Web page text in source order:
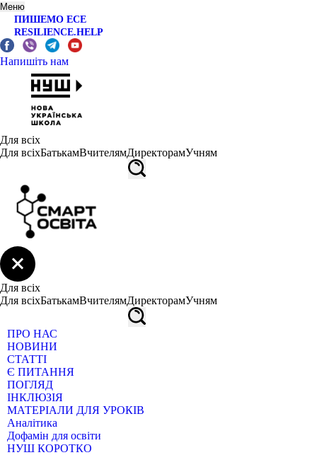
Меню
ПИШЕМО ЕСЕ
RESILIENCE.HELP
Напишіть нам
Для всіх
Для всіхБатькамВчителямДиректорамУчням
Для всіх
Для всіхБатькамВчителямДиректорамУчням
ПРО НАС
НОВИНИ
СТАТТІ
Є ПИТАННЯ
ПОГЛЯД
ІНКЛЮЗІЯ
МАТЕРІАЛИ ДЛЯ УРОКІВ
Аналітика
Дофамін для освіти
НУШ КОРОТКО